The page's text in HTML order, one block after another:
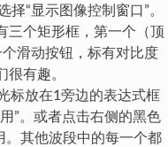
“显示图像控制窗口”。
三个矩形框，第一个（顶
滑动按钮，标有对比度
有趣。
标放在1旁边的表达式框
”。或者点击右侧的黑色
。其他波段中的每一个都